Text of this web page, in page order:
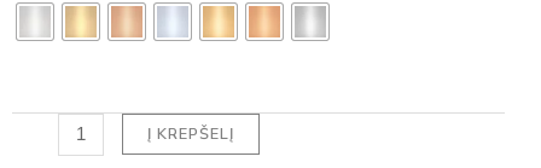
Į KREPŠELĮ